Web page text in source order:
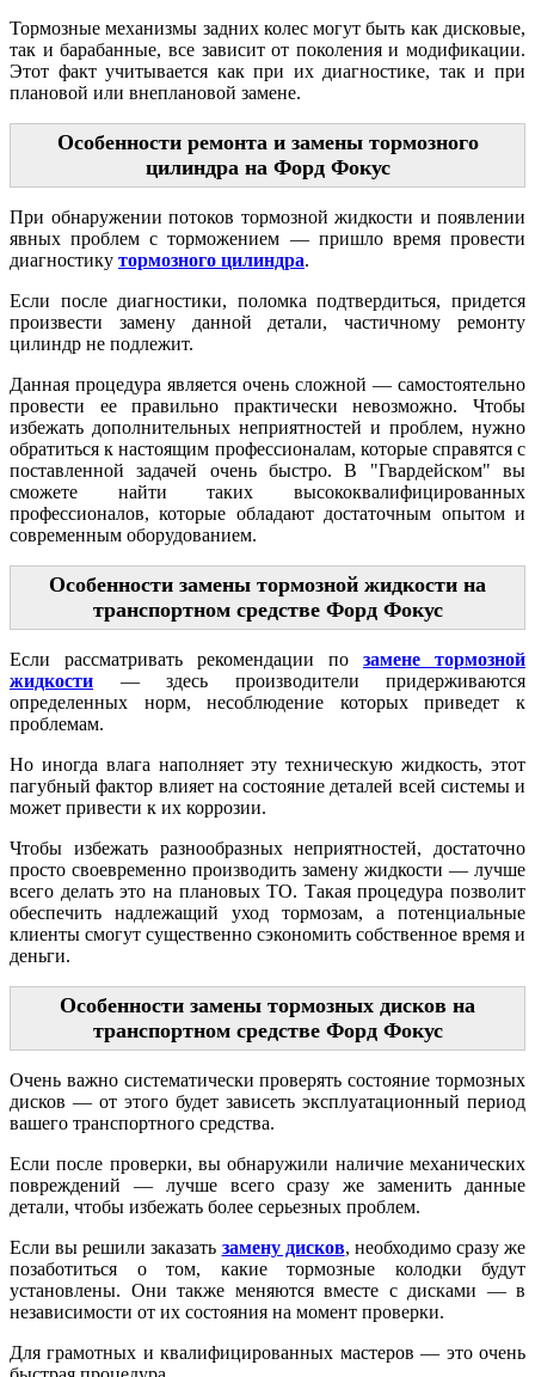
Тормозные механизмы задних колес могут быть как дисковые,
так и барабанные, все зависит от поколения и модификации.
Этот факт учитывается как при их диагностике, так и при
плановой или внеплановой замене.
Особенности ремонта и замены тормозного
цилиндра на Форд Фокус
При обнаружении потоков тормозной жидкости и появлении
явных проблем с торможением — пришло время провести
диагностику тормозного цилиндра.
Если после диагностики, поломка подтвердиться, придется
произвести замену данной детали, частичному ремонту
цилиндр не подлежит.
Данная процедура является очень сложной — самостоятельно
провести ее правильно практически невозможно. Чтобы
избежать дополнительных неприятностей и проблем, нужно
обратиться к настоящим профессионалам, которые справятся с
поставленной задачей очень быстро. В "Гвардейском" вы
сможете найти таких высококвалифицированных
профессионалов, которые обладают достаточным опытом и
современным оборудованием.
Особенности замены тормозной жидкости на
транспортном средстве Форд Фокус
Если рассматривать рекомендации по замене тормозной
жидкости — здесь производители придерживаются
определенных норм, несоблюдение которых приведет к
проблемам.
Но иногда влага наполняет эту техническую жидкость, этот
пагубный фактор влияет на состояние деталей всей системы и
может привести к их коррозии.
Чтобы избежать разнообразных неприятностей, достаточно
просто своевременно производить замену жидкости — лучше
всего делать это на плановых ТО. Такая процедура позволит
обеспечить надлежащий уход тормозам, а потенциальные
клиенты смогут существенно сэкономить собственное время и
деньги.
Особенности замены тормозных дисков на
транспортном средстве Форд Фокус
Очень важно систематически проверять состояние тормозных
дисков — от этого будет зависеть эксплуатационный период
вашего транспортного средства.
Если после проверки, вы обнаружили наличие механических
повреждений — лучше всего сразу же заменить данные
детали, чтобы избежать более серьезных проблем.
Если вы решили заказать замену дисков, необходимо сразу же
позаботиться о том, какие тормозные колодки будут
установлены. Они также меняются вместе с дисками — в
независимости от их состояния на момент проверки.
Для грамотных и квалифицированных мастеров — это очень